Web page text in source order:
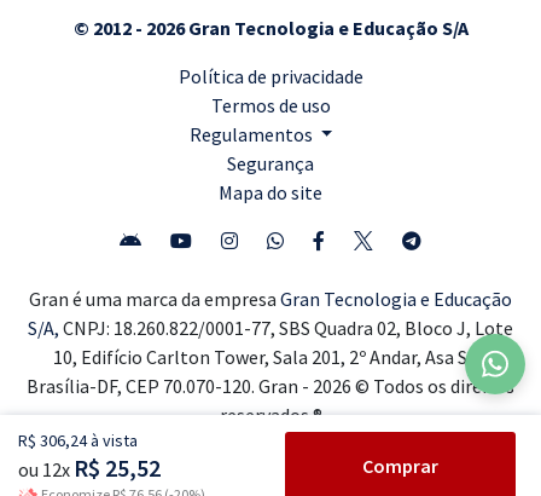
R$ 306,24 à vista
ou 12x R$ 25,52 Comprar
© 2012 - 2026 Gran Tecnologia e Educação S/A
Política de privacidade
Termos de uso
Regulamentos
Segurança
Mapa do site
Gran é uma marca da empresa Gran Tecnologia e Educação
S/A, CNPJ: 18.260.822/0001-77, SBS Quadra 02, Bloco J, Lote
10, Edifício Carlton Tower, Sala 201, 2º Andar, Asa Sul,
Brasília-DF, CEP 70.070-120. Gran - 2026 © Todos os direitos
reservados ®